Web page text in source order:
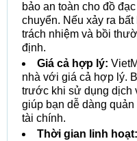
bảo an toàn cho đồ
chuyển. Nếu xảy ra
trách nhiệm và bồi
định.
Giá cả hợp lý:
nhà với giá cả hợp lý.
trước khi sử dụng dịch
giúp bạn dễ dàng
tài chính.
Thời gian linh hoạt: